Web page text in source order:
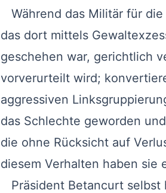
Während das Militär für
das dort mittels
geschehen war, gerichtlich
vorverurteilt wird;
aggressiven
das Schlechte geworden
die ohne Rücksicht auf
diesem Verhalten haben sie
Präsident Betancurt selbst